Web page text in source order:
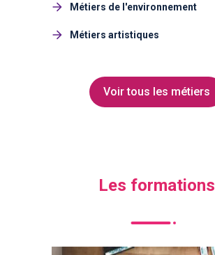
Métiers de l'environnement
Métiers artistiques
Voir tous les métiers
Les formations